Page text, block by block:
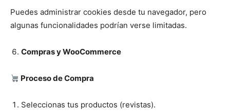
Puedes administrar cookies desde tu navegador, pero
algunas funcionalidades podrían verse limitadas.
Compras y WooCommerce
Proceso de Compra
Seleccionas tus productos (revistas).